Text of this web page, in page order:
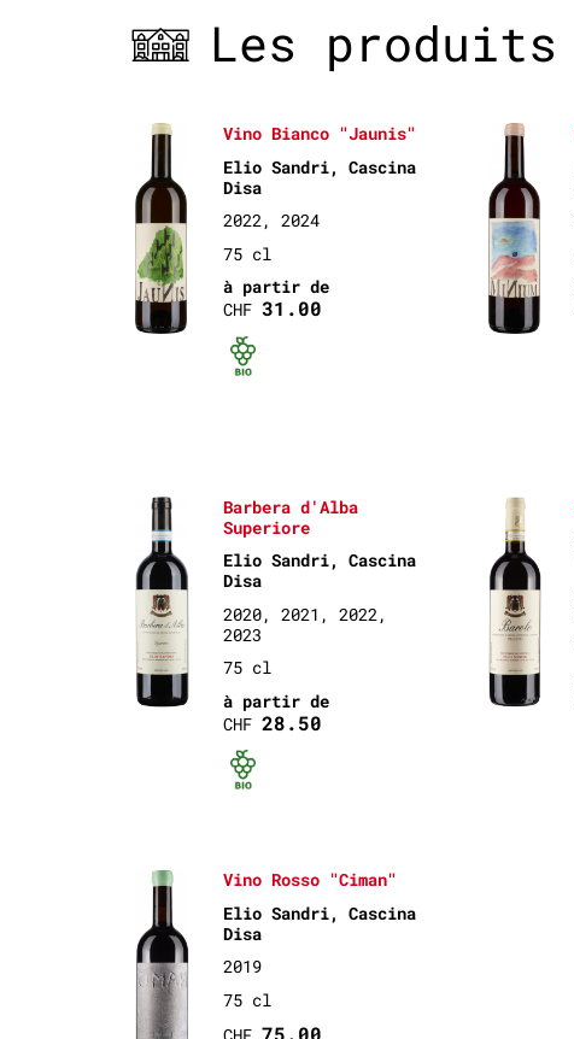
Les produits
Vino Bianco "Jaunis"
Elio Sandri, Cascina
Disa
2022, 2024
75 cl
à partir de
CHF 31.00
Bio certifié
Barbera d'Alba
Superiore
Elio Sandri, Cascina
Disa
2020, 2021, 2022,
2023
75 cl
à partir de
CHF 28.50
Bio certifié
Vino Rosso "Ciman"
Elio Sandri, Cascina
Disa
2019
75 cl